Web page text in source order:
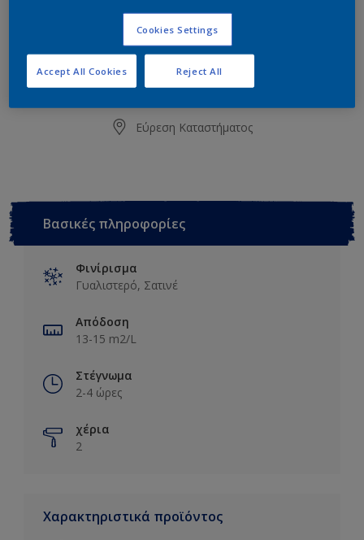
Υπολογισμός
Εύρεση Καταστήματος
Βασικές πληροφορίες
Φινίρισμα
Γυαλιστερό, Σατινέ
Απόδοση
13-15 m2/L
Στέγνωμα
2-4 ώρες
χέρια
2
Χαρακτηριστικά προϊόντος
Cookies Settings
Reject All
Accept All Cookies